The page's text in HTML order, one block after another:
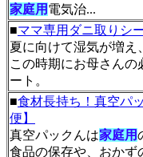
家庭用 電気治...
■ママ専用ダニ取りシ
夏に向けて湿気が増え
この時期にお母さん
ート。
■食材長持ち！真空パ
便】
真空パックんは家庭用
食品の保存や、おかず